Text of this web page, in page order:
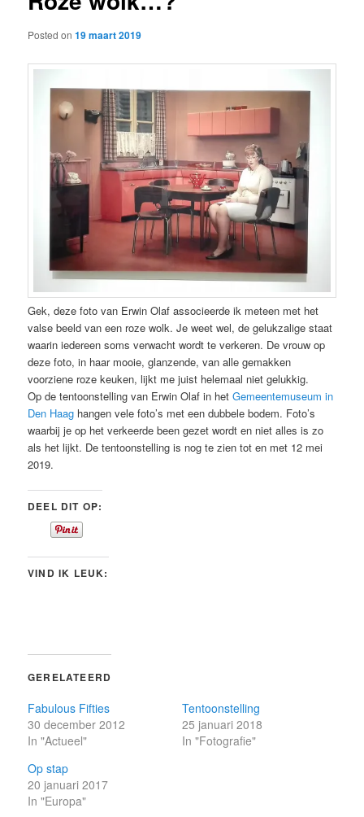
Posted on19 maart 2019
Gek, deze foto van Erwin Olaf associeerde ik meteen met het
valse beeld van een roze wolk. Je weet wel, de gelukzalige staat
waarin iedereen soms verwacht wordt te verkeren. De vrouw op
deze foto, in haar mooie, glanzende, van alle gemakken
voorziene roze keuken, lijkt me juist helemaal niet gelukkig.
Op de tentoonstelling van Erwin Olaf in hetGemeentemuseum in
Den Haag hangen vele foto’s met een dubbele bodem. Foto’s
waarbij je op het verkeerde been gezet wordt en niet alles is zo
als het lijkt. De tentoonstelling is nog te zien tot en met 12 mei
2019.
DEEL DIT OP:
VIND IK LEUK:
GERELATEERD
Fabulous Fifties
30 december 2012
In "Actueel"
Tentoonstelling
25 januari 2018
In "Fotografie"
Op stap
20 januari 2017
In "Europa"